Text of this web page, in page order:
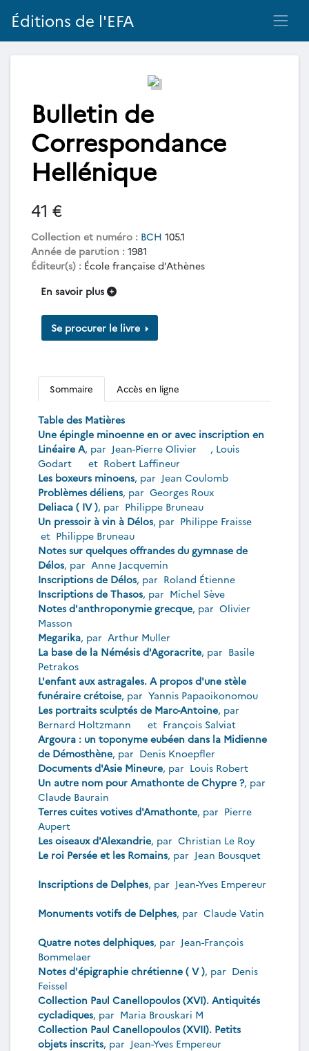
Éditions de l'EFA
Bulletin de
Correspondance
Hellénique
41 €
Collection et numéro : BCH 105.1
Année de parution : 1981
Éditeur(s) : École française d’Athènes
En savoir plus
Se procurer le livre
Sommaire Accès en ligne
Table des Matières
Une épingle minoenne en or avec inscription en
Linéaire A, par Jean-Pierre Olivier , Louis
Godart
et Robert Laffineur
Les boxeurs minoens, par Jean Coulomb
Problèmes déliens, par Georges Roux
Deliaca ( IV ), par Philippe Bruneau
Un pressoir à vin à Délos, par Philippe Fraisse
et Philippe Bruneau
Notes sur quelques offrandes du gymnase de
Délos, par Anne Jacquemin
Inscriptions de Délos, par Roland Étienne
Inscriptions de Thasos, par Michel Sève
Notes d'anthroponymie grecque, par Olivier
Masson
Megarika, par Arthur Muller
La base de la Némésis d'Agoracrite, par Basile
Petrakos
L'enfant aux astragales. A propos d'une stèle
funéraire crétoise, par Yannis Papaoikonomou
Les portraits sculptés de Marc-Antoine, par
Bernard Holtzmann
et François Salviat
Argoura : un toponyme eubéen dans la Midienne
de Démosthène, par Denis Knoepfler
Documents d'Asie Mineure, par Louis Robert
Un autre nom pour Amathonte de Chypre ?, par
Claude Baurain
Terres cuites votives d'Amathonte, par Pierre
Aupert
Les oiseaux d'Alexandrie, par Christian Le Roy
Le roi Persée et les Romains, par Jean Bousquet
Inscriptions de Delphes, par Jean-Yves Empereur
Monuments votifs de Delphes, par Claude Vatin
Quatre notes delphiques, par Jean-François
Bommelaer
Notes d'épigraphie chrétienne ( V ), par Denis
Feissel
Collection Paul Canellopoulos (XVI). Antiquités
cycladiques, par Maria Brouskari M
Collection Paul Canellopoulos (XVII). Petits
objets inscrits, par Jean-Yves Empereur